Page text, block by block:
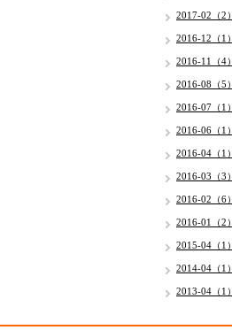
2017-02（2）
2016-12（1）
2016-11（4）
2016-08（5）
2016-07（1）
2016-06（1）
2016-04（1）
2016-03（3）
2016-02（6）
2016-01（2）
2015-04（1）
2014-04（1）
2013-04（1）